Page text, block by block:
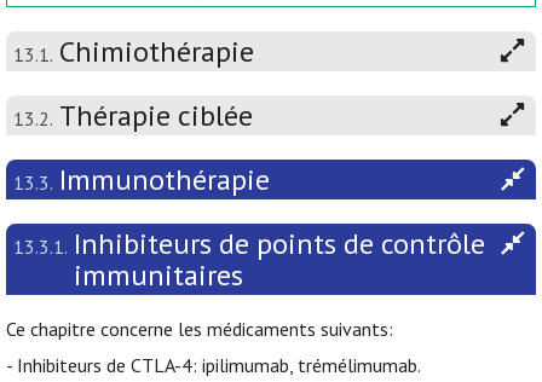
13.1. Chimiothérapie
13.2. Thérapie ciblée
13.3. Immunothérapie
13.3.1. Inhibiteurs de points de contrôle
immunitaires
Ce chapitre concerne les médicaments suivants:
- Inhibiteurs de CTLA-4: ipilimumab, trémélimumab.